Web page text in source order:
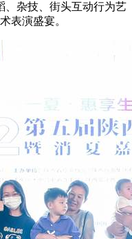
、杂技、街头互动行为艺
表演盛宴。